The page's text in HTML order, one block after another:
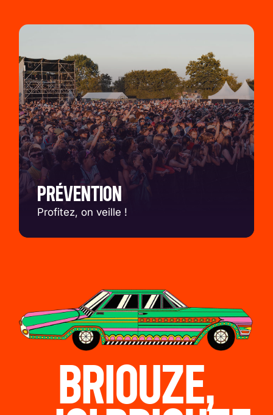
PRÉVENTION
Profitez, on veille !
BRIOUZE,